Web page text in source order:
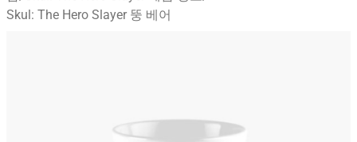
Skul: The Hero Slayer 뚱 베어